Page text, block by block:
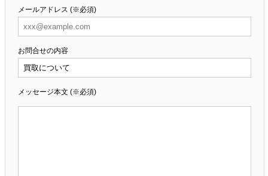
メールアドレス (※必須)
お問合せの内容
メッセージ本文 (※必須)